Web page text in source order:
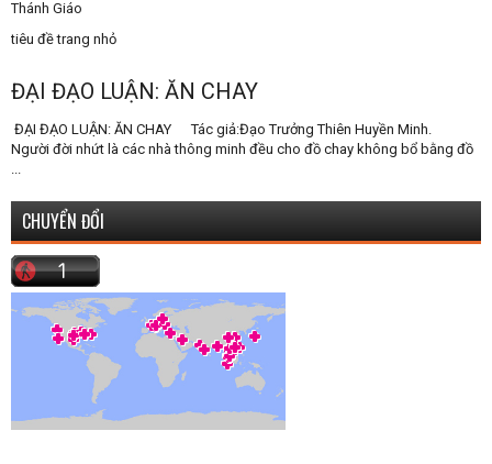
Thánh Giáo
tiêu đề trang nhỏ
ĐẠI ĐẠO LUẬN: ĂN CHAY
ĐẠI ĐẠO LUẬN: ĂN CHAY Tác giả:Đạo Trưởng Thiên Huyền Minh.
Người đời nhứt là các nhà thông minh đều cho đồ chay không bổ bằng đồ
...
CHUYỂN ĐỔI